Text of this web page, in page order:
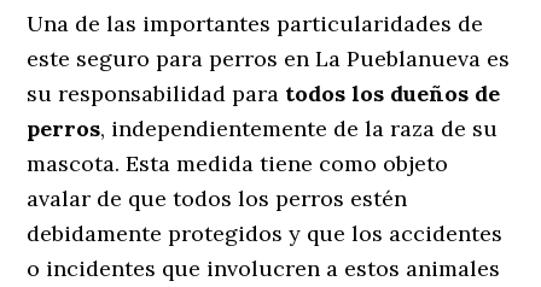
Una de las importantes particularidades de
este seguro para perros en La Pueblanueva es
su responsabilidad para todos los dueños de
perros, independientemente de la raza de su
mascota. Esta medida tiene como objeto
avalar de que todos los perros estén
debidamente protegidos y que los accidentes
o incidentes que involucren a estos animales